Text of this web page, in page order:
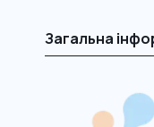
Загальна